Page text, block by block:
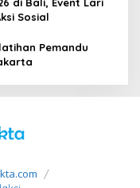
di Bali, Event Lari
Sosial
Pemandu